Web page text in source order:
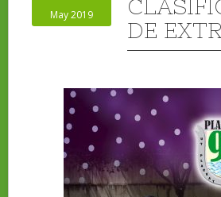
May 2019
DE